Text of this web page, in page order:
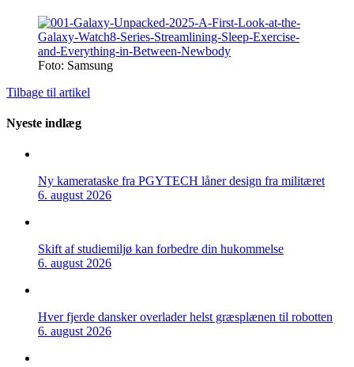
Foto: Samsung
Tilbage til artikel
Nyeste indlæg
Ny kamerataske fra PGYTECH låner design fra militæret
6. august 2026
Skift af studiemiljø kan forbedre din hukommelse
6. august 2026
Hver fjerde dansker overlader helst græsplænen til robotten
6. august 2026